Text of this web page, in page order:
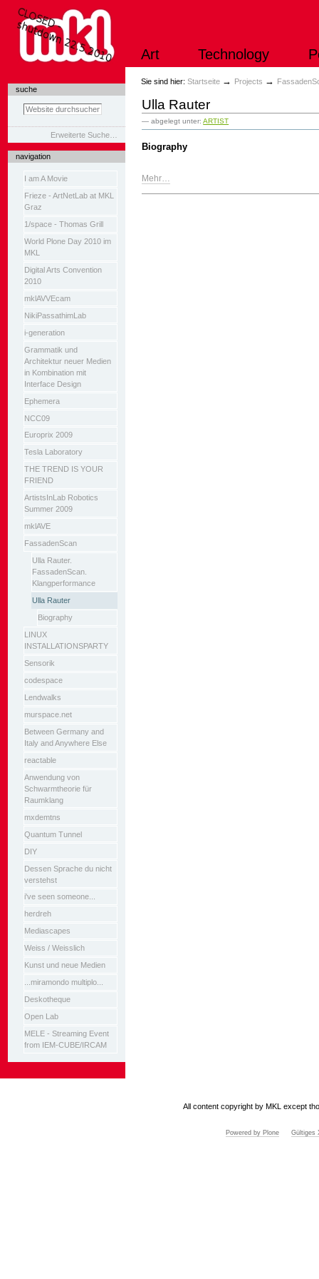
Inhalt
Art Technology
suche
Erweiterte Suche…
navigation
I am A Movie
Frieze - ArtNetLab at MKL
Graz
1/space - Thomas Grill
World Plone Day 2010 im
MKL
Digital Arts Convention
2010
mklAVVEcam
NikiPassathimLab
i-generation
Grammatik und
Architektur neuer Medien
in Kombination mit
Interface Design
Ephemera
NCC09
Europrix 2009
Tesla Laboratory
THE TREND IS YOUR
FRIEND
ArtistsInLab Robotics
Summer 2009
mklAVE
FassadenScan
Ulla Rauter.
FassadenScan.
Klangperformance
Ulla Rauter
Biography
LINUX
INSTALLATIONSPARTY
Sensorik
codespace
Lendwalks
murspace.net
Between Germany and
Italy and Anywhere Else
reactable
Anwendung von
Schwarmtheorie für
Raumklang
mxdemtns
Quantum Tunnel
DIY
Dessen Sprache du nicht
verstehst
i've seen someone...
herdreh
Mediascapes
Weiss / Weisslich
Kunst und neue Medien
...miramondo multiplo...
Deskotheque
Open Lab
MELE - Streaming Event
from IEM-CUBE/IRCAM
Sie sind hier: Startseite → Projects →
Ulla Rauter
— abgelegt unter:ARTIST
Biography
Mehr…
All content copyright by MKL except
Powered by Plone Gültiges